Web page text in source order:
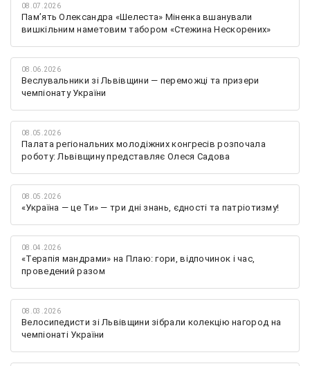
08.07.2026
Памʼять Олександра «Шелеста» Міненка вшанували
вишкільним наметовим табором «Стежина Нескорених»
08.06.2026
Веслувальники зі Львівщини — переможці та призери
чемпіонату України
08.05.2026
Палата регіональних молодіжних конгресів розпочала
роботу: Львівщину представляє Олеся Садова
08.05.2026
«Україна — це Ти» — три дні знань, єдності та патріотизму!
08.04.2026
«Терапія мандрами» на Плаю: гори, відпочинок і час,
проведений разом
08.03.2026
Велосипедисти зі Львівщини зібрали колекцію нагород на
чемпіонаті України